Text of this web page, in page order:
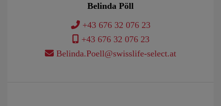
Belinda Pöll
+43 676 32 076 23
+43 676 32 076 23
Belinda.Poell@swisslife-select.at